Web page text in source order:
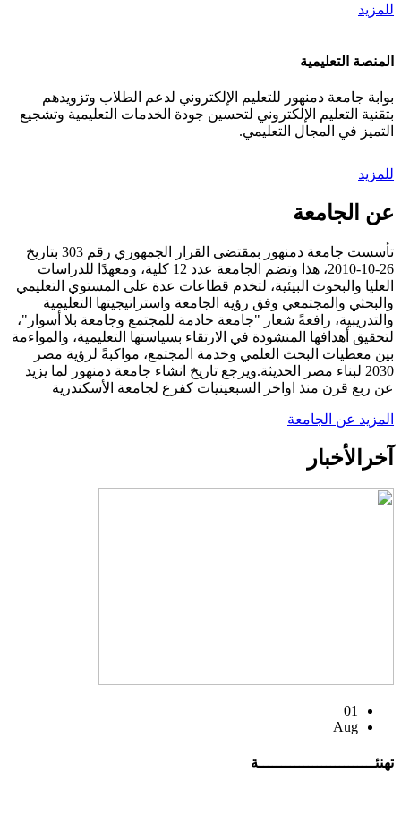
للمزيد
المنصة التعليمية
بوابة جامعة دمنهور للتعليم الإلكتروني لدعم الطلاب وتزويدهم
بتقنية التعليم الإلكتروني لتحسين جودة الخدمات التعليمية وتشجيع
التميز في المجال التعليمي.
للمزيد
عن الجامعة
تأسست جامعة دمنهور بمقتضى القرار الجمهوري رقم 303 بتاريخ
26-10-2010، هذا وتضم الجامعة عدد 12 كلية، ومعهدًا للدراسات
العليا والبحوث البيئية، لتخدم قطاعات عدة على المستوي التعليمي
والبحثي والمجتمعي وفق رؤية الجامعة واستراتيجيتها التعليمية
والتدريبية، رافعةً شعار "جامعة خادمة للمجتمع وجامعة بلا أسوار"،
لتحقيق أهدافها المنشودة في الارتقاء بسياستها التعليمية، والمواءمة
بين معطيات البحث العلمي وخدمة المجتمع، مواكبةً لرؤية مصر
2030 لبناء مصر الحديثة.ويرجع تاريخ انشاء جامعة دمنهور لما يزيد
عن ربع قرن منذ اواخر السبعينيات كفرع لجامعة الأسكندرية
المزيد عن الجامعة
آخر الأخبار
01
Aug
تهنئــــــــــــــــــــــــــة